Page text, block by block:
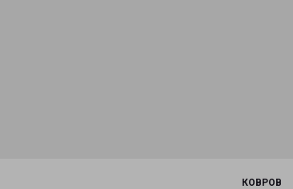
КОВРОВ